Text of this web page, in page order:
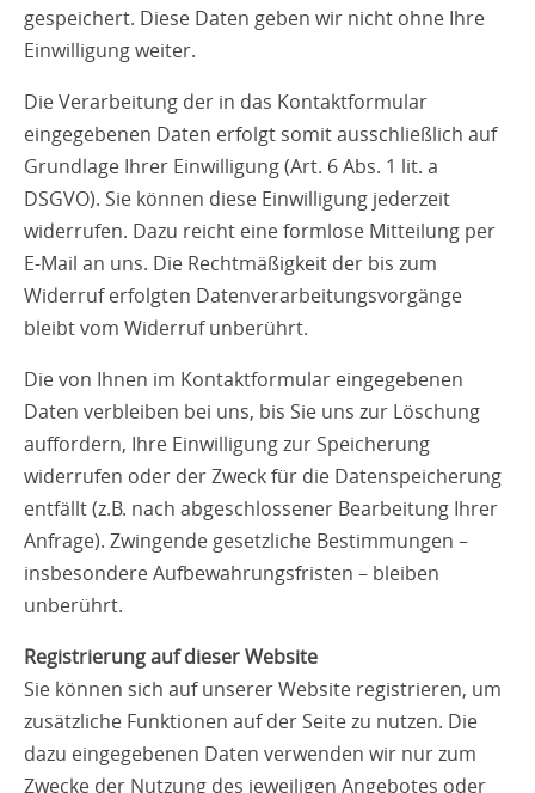
gespeichert. Diese Daten geben wir nicht ohne Ihre
Einwilligung weiter.
Die Verarbeitung der in das Kontaktformular
eingegebenen Daten erfolgt somit ausschließlich auf
Grundlage Ihrer Einwilligung (Art. 6 Abs. 1 lit. a
DSGVO). Sie können diese Einwilligung jederzeit
widerrufen. Dazu reicht eine formlose Mitteilung per
E-Mail an uns. Die Rechtmäßigkeit der bis zum
Widerruf erfolgten Datenverarbeitungsvorgänge
bleibt vom Widerruf unberührt.
Die von Ihnen im Kontaktformular eingegebenen
Daten verbleiben bei uns, bis Sie uns zur Löschung
auffordern, Ihre Einwilligung zur Speicherung
widerrufen oder der Zweck für die Datenspeicherung
entfällt (z.B. nach abgeschlossener Bearbeitung Ihrer
Anfrage). Zwingende gesetzliche Bestimmungen –
insbesondere Aufbewahrungsfristen – bleiben
unberührt.
Registrierung auf dieser Website
Sie können sich auf unserer Website registrieren, um
zusätzliche Funktionen auf der Seite zu nutzen. Die
dazu eingegebenen Daten verwenden wir nur zum
Zwecke der Nutzung des jeweiligen Angebotes oder